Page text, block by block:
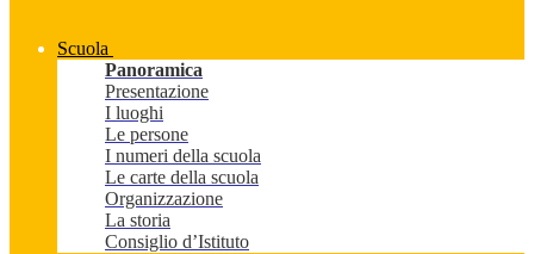
Scuola
Panoramica
Presentazione
I luoghi
Le persone
I numeri della scuola
Le carte della scuola
Organizzazione
La storia
Consiglio d’Istituto